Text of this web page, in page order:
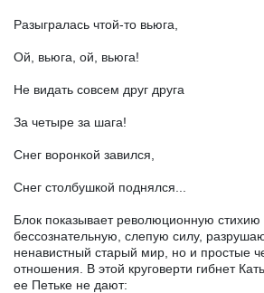
Разыгралась чтой-то вьюга,
Ой, вьюга, ой, вьюга!
Не видать совсем друг друга
За четыре за шага!
Снег воронкой завился,
Снег столбушкой поднялся...
Блок показывает революционную стихию
бессознательную, слепую силу,
ненавистный старый мир, но и простые
отношения. В этой круговерти гибнет
ее Петьке не дают: